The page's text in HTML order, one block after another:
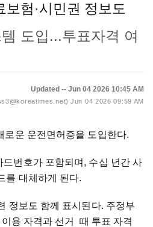
험·시민권 정보도
도입...투표자격 여
Updated -- Jun 04 2026 10:45 AM
Jun 04 2026 09:59 AM
로운 운전면허증을 도입한다.
번호가 포함되며, 수십 년간 사
를 대체하게 된다.
정보도 함께 표시된다. 주정부
용 자격과 선거 때 투표 자격